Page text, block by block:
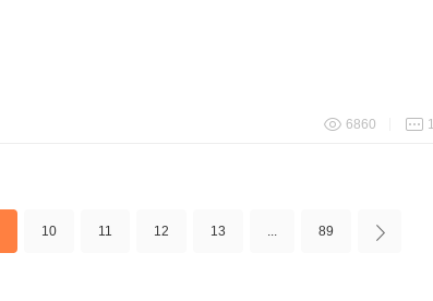
6860
10 11 12 13 ... 89